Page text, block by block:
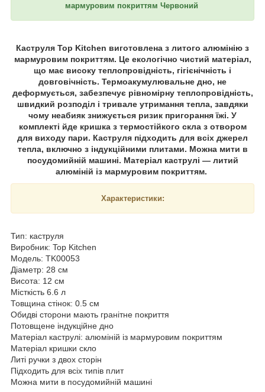
мармуровим покриттям Червоний
Каструля Top Kitchen виготовлена з литого алюмінію з
мармуровим покриттям. Це екологічно чистий матеріал,
що має високу теплопровідність, гігієнічність і
довговічність. Термоакумулювальне дно, не
деформується, забезпечує рівномірну теплопровідність,
швидкий розподіл і тривале утримання тепла, завдяки
чому неабияк знижується ризик пригорання їжі. У
комплекті йде кришка з термостійкого скла з отвором
для виходу пари. Каструля підходить для всіх джерел
тепла, включно з індукційними плитами. Можна мити в
посудомийній машині. Матеріал каструлі — литий
алюміній із мармуровим покриттям.
Характеристики:
Тип: каструля
Виробник: Top Kitchen
Модель: TK00053
Діаметр: 28 см
Висота: 12 см
Місткість 6.6 л
Товщина стінок: 0.5 см
Обидві сторони мають гранітне покриття
Потовщене індукційне дно
Матеріал каструлі: алюміній із мармуровим покриттям
Матеріал кришки скло
Литі ручки з двох сторін
Підходить для всіх типів плит
Можна мити в посудомийній машині